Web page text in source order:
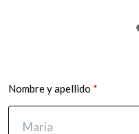
Nombre y apellido